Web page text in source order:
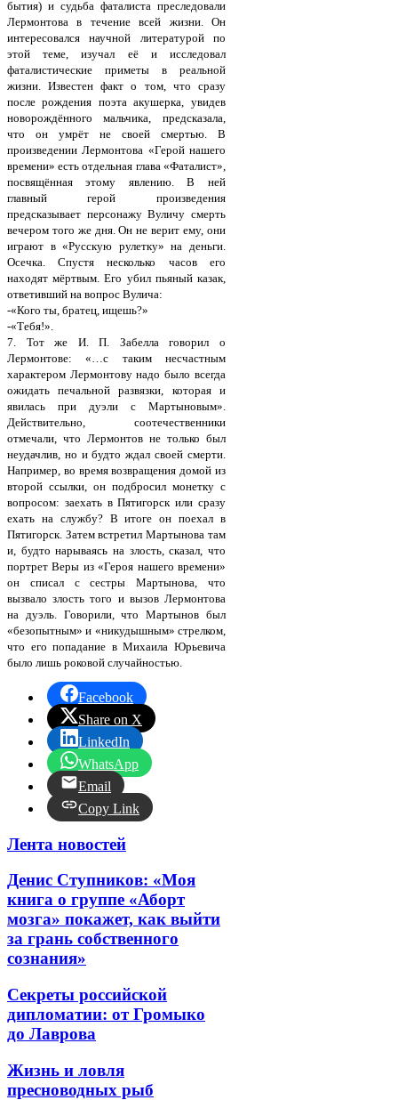
бытия) и судьба фаталиста преследовали
Лермонтова в течение всей жизни. Он
интересовался научной литературой по
этой теме, изучал её и исследовал
фаталистические приметы в реальной
жизни. Известен факт о том, что сразу
после рождения поэта акушерка, увидев
новорождённого мальчика, предсказала,
что он умрёт не своей смертью. В
произведении Лермонтова «Герой нашего
времени» есть отдельная глава «Фаталист»,
посвящённая этому явлению. В ней
главный герой произведения
предсказывает персонажу Вуличу смерть
вечером того же дня. Он не верит ему, они
играют в «Русскую рулетку» на деньги.
Осечка. Спустя несколько часов его
находят мёртвым. Его убил пьяный казак,
ответивший на вопрос Вулича:
-«Кого ты, братец, ищешь?»
-«Тебя!».
7. Тот же И. П. Забелла говорил о
Лермoнтове: «…с таким несчастным
характером Лермонтову надо было всегда
ожидать печальной развязки, которая и
явилась при дуэли с Мартыновым».
Действительно, соотечественники
отмечали, что Лермонтов не только был
неудачлив, но и будто ждал своей смерти.
Например, во время возвращения домой из
второй ссылки, он подбросил монетку с
вопросом: заехать в Пятигорск или сразу
ехать на службу? В итоге он поехал в
Пятигорск. Затем встретил Мартынова там
и, будто нарываясь на злость, сказал, что
портрет Веры из «Героя нашего времени»
он списал с сестры Мартынова, что
вызвало злость того и вызов Лермонтова
на дуэль. Говорили, что Мартынов был
«безопытным» и «никудышным» стрелком,
что его попадание в Михаила Юрьевича
было лишь роковой случайностью.
Facebook
Share on X
LinkedIn
WhatsApp
Email
Copy Link
Лента новостей
Денис Ступников: «Моя
книга о группе «Аборт
мозга» покажет, как выйти
за грань собственного
сознания»
Секреты российской
дипломатии: от Громыко
до Лаврова
Жизнь и ловля
пресноводных рыб